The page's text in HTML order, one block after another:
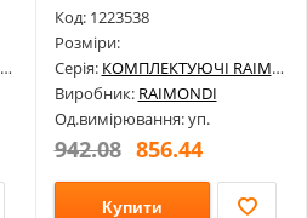
180B01...
Код: 1223538
Розміри:
Серія: КОМПЛЕКТУЮЧІ RAIMONDI
Виробник: RAIMONDI
Од.вимірювання: уп.
942.08 856.44
Купити